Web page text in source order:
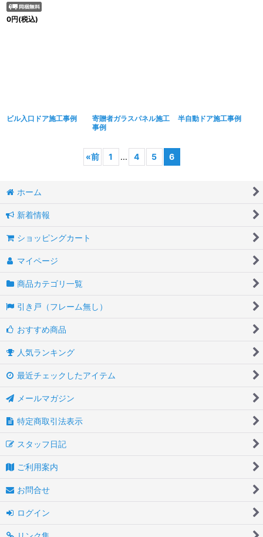
0円(税込)
ビル入口ドア施工事例
寄贈者ガラスパネル施工
事例
半自動ドア施工事例
«前 1 ... 4 5 6
ホーム
新着情報
ショッピングカート
マイページ
商品カテゴリ一覧
引き戸（フレーム無し）
おすすめ商品
人気ランキング
最近チェックしたアイテム
メールマガジン
特定商取引法表示
スタッフ日記
ご利用案内
お問合せ
ログイン